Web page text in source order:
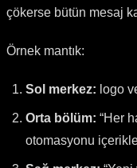
çökerse bütün mesaj
Örnek mantık:
Sol merkez: logo
Orta bölüm: “Her
otomasyonu